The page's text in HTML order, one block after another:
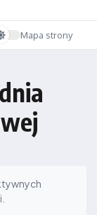
Mapa strony